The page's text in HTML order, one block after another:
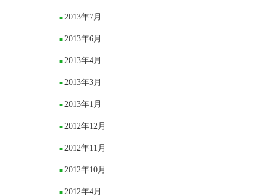
2013年7月
2013年6月
2013年4月
2013年3月
2013年1月
2012年12月
2012年11月
2012年10月
2012年4月